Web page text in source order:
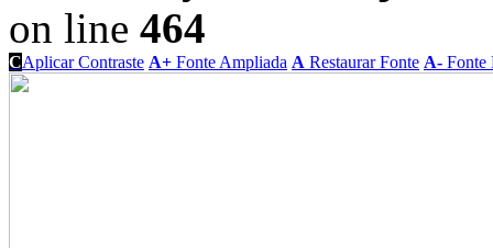
on line 464
CAplicar Contraste A+ Fonte Ampliada A Restaurar Fonte A- Fonte